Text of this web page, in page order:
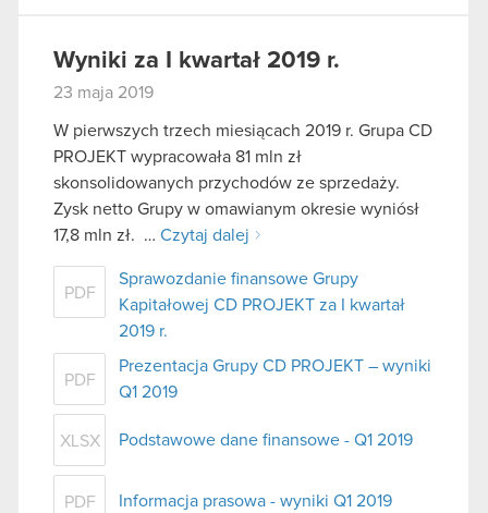
Wyniki za I kwartał 2019 r.
23 maja 2019
W pierwszych trzech miesiącach 2019 r. Grupa CD
PROJEKT wypracowała 81 mln zł
skonsolidowanych przychodów ze sprzedaży.
Zysk netto Grupy w omawianym okresie wyniósł
17,8 mln zł. … Czytaj dalej
PDF
Sprawozdanie finansowe Grupy
Kapitałowej CD PROJEKT za I kwartał
2019 r.
PDF
Prezentacja Grupy CD PROJEKT – wyniki
Q1 2019
XLSX Podstawowe dane finansowe - Q1 2019
PDF Informacja prasowa - wyniki Q1 2019